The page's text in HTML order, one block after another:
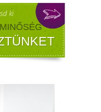
- A
LÁSD MEG
fokozatos